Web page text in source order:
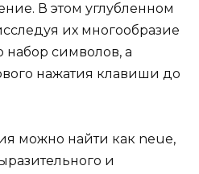
В этом углубленном
их многообразие
набор символов, а
нажатия клавиши до
можно найти как neue,
и